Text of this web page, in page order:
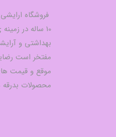
فروشگاه
10 ساله در
بهداشتی و
مفتخر است
موقع و قیمت
محصولات